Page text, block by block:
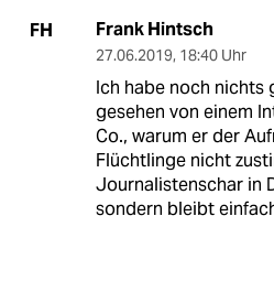
FH Frank Hintsch
27.06.2019, 18:40 Uhr
Ich habe noch nichts
gesehen von einem
Co., warum er der
Flüchtlinge nicht
Journalistenschar in
sondern bleibt